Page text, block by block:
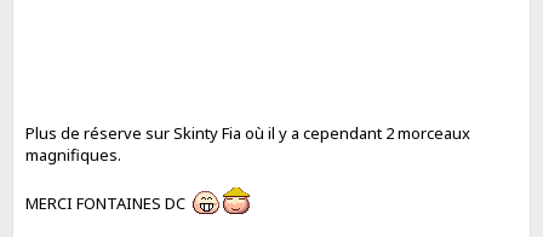
Plus de réserve sur Skinty Fia où il y a cependant 2 morceaux
magnifiques.
MERCI FONTAINES DC